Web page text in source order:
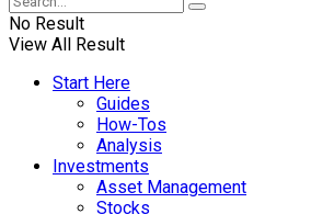
No Result
View All Result
Start Here
Guides
How-Tos
Analysis
Investments
Asset Management
Stocks